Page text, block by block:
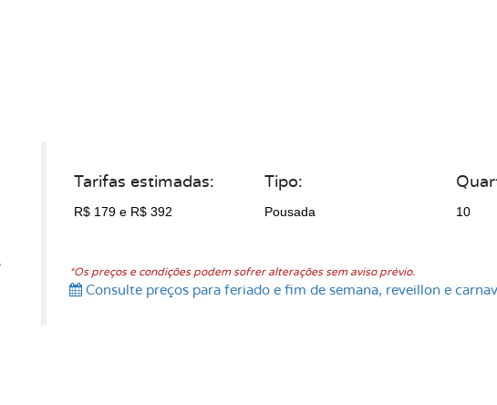
Tarifas estimadas:
R$ 179 e R$ 392
Tipo:
Pousada 10
*Os preços e condições podem sofrer alterações sem aviso prévio.
Consulte preços para feriado e fim de semana, reveillon e